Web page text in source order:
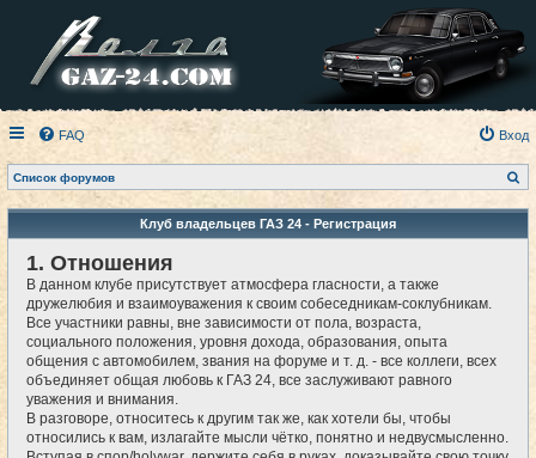
FAQ Вход
Список форумов
о
с
Клуб владельцев ГАЗ 24 - Регистрация
1. Отношения
В данном клубе присутствует атмосфера гласности, а также
дружелюбия и взаимоуважения к своим собеседникам-соклубникам.
Все участники равны, вне зависимости от пола, возраста,
социального положения, уровня дохода, образования, опыта
общения с автомобилем, звания на форуме и т. д. - все коллеги, всех
объединяет общая любовь к ГАЗ 24, все заслуживают равного
уважения и внимания.
В разговоре, относитесь к другим так же, как хотели бы, чтобы
относились к вам, излагайте мысли чётко, понятно и недвусмысленно.